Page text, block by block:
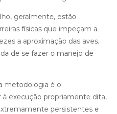
geralmente, estão
físicas que impeçam a
a aproximação das aves.
de se fazer o manejo de
metodologia é o
execução propriamente dita,
persistentes e